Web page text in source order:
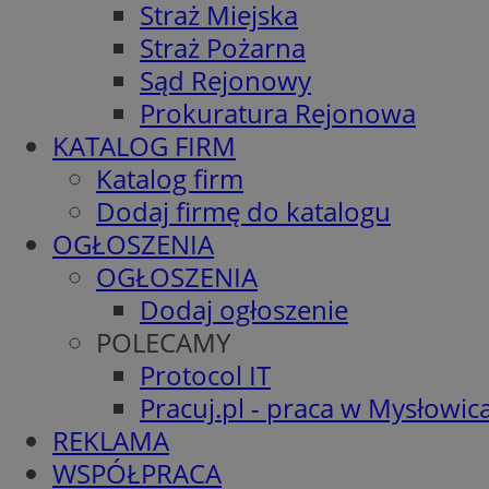
Straż Miejska
Straż Pożarna
Sąd Rejonowy
Prokuratura Rejonowa
KATALOG FIRM
Katalog firm
Dodaj firmę do katalogu
OGŁOSZENIA
OGŁOSZENIA
Dodaj ogłoszenie
POLECAMY
Protocol IT
Pracuj.pl - praca w
REKLAMA
WSPÓŁPRACA